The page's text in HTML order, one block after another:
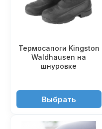
Термосапоги Kingston
Waldhausen на
шнуровке
7'450 ₽Выбрать